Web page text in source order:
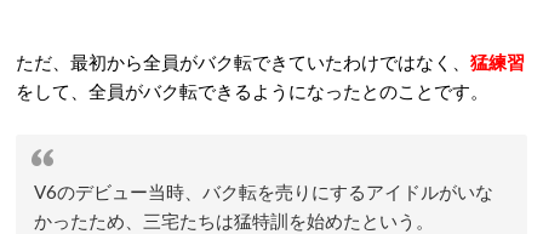
ただ、最初から全員がバク転できていたわけではなく、 猛練習
をして、全員がバク転できるようになったとのことです。
V6のデビュー当時、バク転を売りにするアイドルがいな
かったため、三宅たちは猛特訓を始めたという。